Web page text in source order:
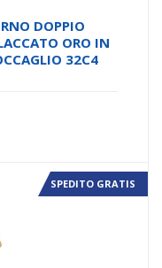
DOPPIO
ORO IN
32C4
SPEDITO GRATIS